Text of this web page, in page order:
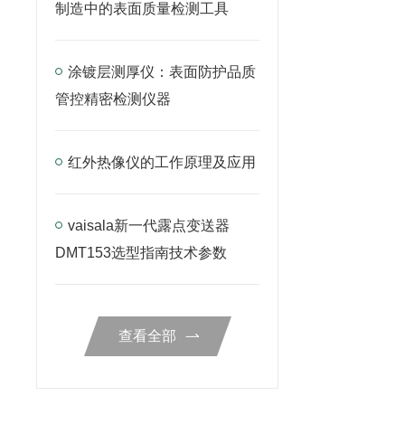
制造中的表面质量检测工具
涂镀层测厚仪：表面防护品质
管控精密检测仪器
红外热像仪的工作原理及应用
vaisala新一代露点变送器
DMT153选型指南技术参数
查看全部